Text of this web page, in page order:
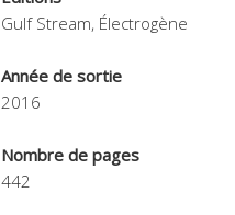
Gulf Stream, Électrogène
Année de sortie
2016
Nombre de pages
442